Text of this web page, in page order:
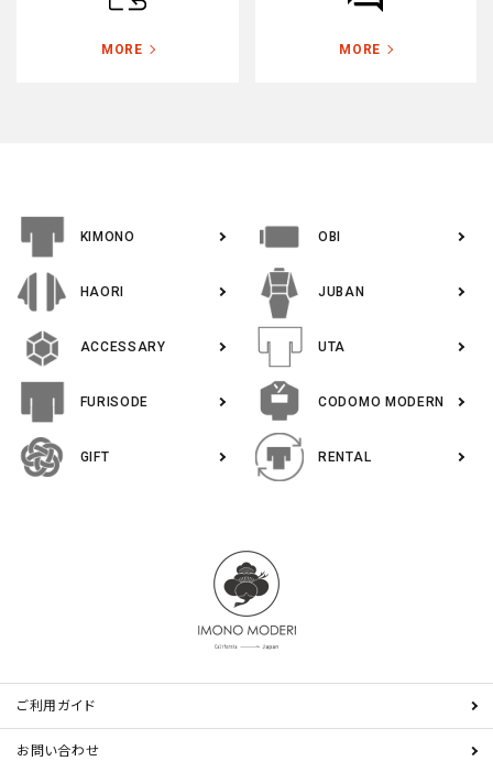
MORE MORE
KIMONO OBI
HAORI JUBAN
ACCESSARY UTA
FURISODE CODOMO MODERN
GIFT RENTAL
ご利用ガイド
お問い合わせ